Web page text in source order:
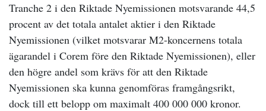
Tranche 2 i den Riktade Nyemissionen motsvarande 44,5
procent av det totala antalet aktier i den Riktade
Nyemissionen (vilket motsvarar M2-koncernens totala
ägarandel i Corem före den Riktade Nyemissionen), eller
den högre andel som krävs för att den Riktade
Nyemissionen ska kunna genomföras framgångsrikt,
dock till ett belopp om maximalt 400 000 000 kronor.